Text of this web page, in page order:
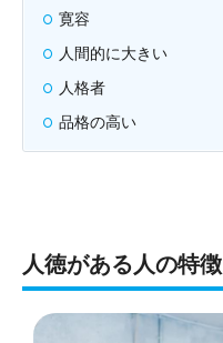
寛容
人間的に大きい
人格者
品格の高い
人徳がある人の特徴